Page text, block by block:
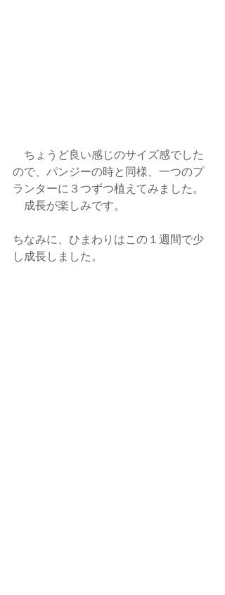
ちょうど良い感じのサイズ感でした
ので、パンジーの時と同様、一つのプ
ランターに３つずつ植えてみました。
成長が楽しみです。
ちなみに、ひまわりはこの１週間で少
し成長しました。